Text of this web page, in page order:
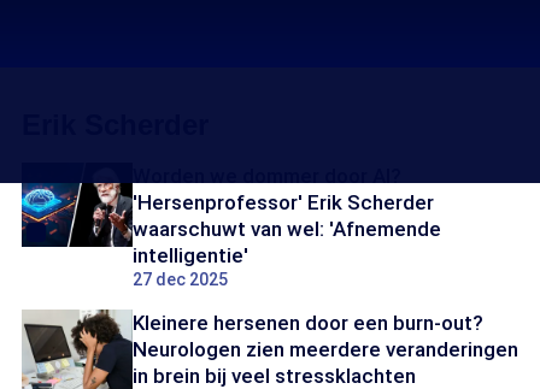
'Hersenprofessor' Erik Scherder
waarschuwt van wel: 'Afnemende
intelligentie'
27 dec 2025
Kleinere hersenen door een burn-out?
Neurologen zien meerdere veranderingen
in brein bij veel stressklachten